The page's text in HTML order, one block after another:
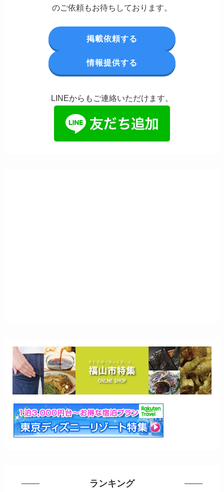
のご依頼もお待ちしております。
掲載依頼する
情報提供する
LINEからもご連絡いただけます。
ランキング